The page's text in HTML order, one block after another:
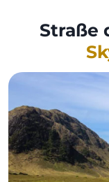
Straße